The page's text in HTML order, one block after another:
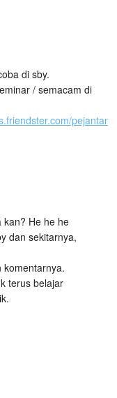
di sby.
/ semacam di
pejantan/
kan? He he he
dan sekitarnya,
komentarnya.
terus belajar